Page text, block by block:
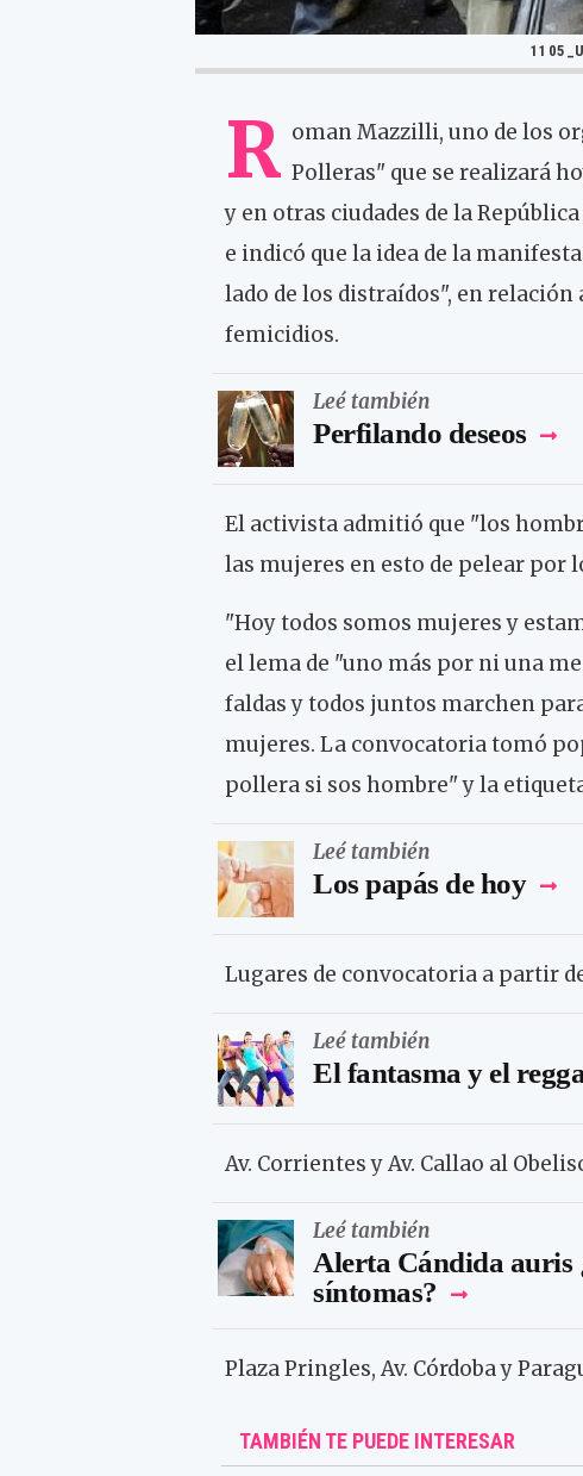
R oman Mazzilli, uno de los
Polleras" que se realizará
y en otras ciudades de la
e indicó que la idea de la
lado de los distraídos", en
femicidios.
Leé también
Perfilando deseos
El activista admitió que "los
las mujeres en esto de pelear por
"Hoy todos somos mujeres y
el lema de "uno más por ni una
faldas y todos juntos marchen
mujeres. La convocatoria tomó
pollera si sos hombre" y la
Leé también
Los papás de hoy
Lugares de convocatoria a partir
Leé también
El fantasma y el
Av. Corrientes y Av. Callao al
Leé también
Alerta Cándida auris
síntomas?
Plaza Pringles, Av. Córdoba y
TAMBIÉN TE PUEDE INTERESAR